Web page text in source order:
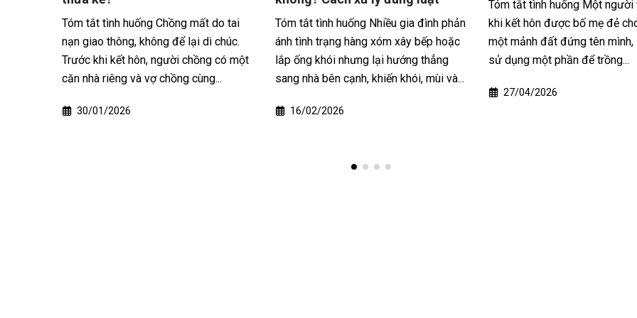
Tóm tắt tình huống Chồng mất do tai
nạn giao thông, không để lại di chúc.
Trước khi kết hôn, người chồng có một
căn nhà riêng và vợ chồng cùng...
30/01/2026
Tóm tắt tình huống Nhiều gia đình phản
ánh tình trạng hàng xóm xây bếp hoặc
lắp ống khói nhưng lại hướng thẳng
sang nhà bên cạnh, khiến khói, mùi và...
16/02/2026
Tóm tắt tình huống Một người
khi kết hôn được bố mẹ đẻ
một mảnh đất đứng tên mình,
sử dụng một phần để trồng...
27/04/2026